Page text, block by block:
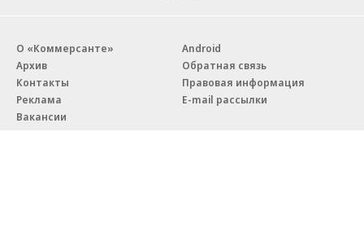
О «Коммерсанте»
Архив
Контакты
Реклама
Вакансии
Android
Обратная связь
Правовая информация
E-mail рассылки